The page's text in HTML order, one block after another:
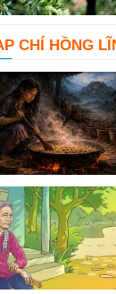
CHÍ HỒNG